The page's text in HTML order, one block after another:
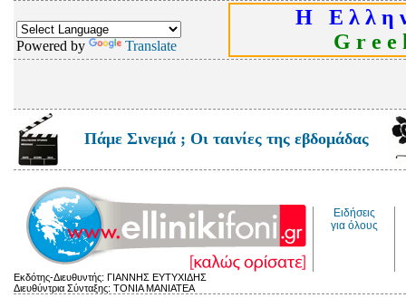
Powered by Translate
Η Ε λ λ η
G r e e
Πάμε Σινεμά ; Οι ταινίες της εβδομάδας
Ειδήσεις
για όλους
Εκδότης-Διευθυντής: ΓΙΑΝΝΗΣ ΕΥΤΥΧΙΔΗΣ
Διευθύντρια Σύνταξης: ΤΟΝΙΑ ΜΑΝΙΑΤΕΑ